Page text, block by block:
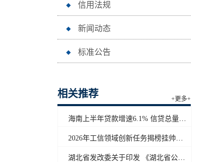
信用法规
新闻动态
标准公告
相关推荐 +更多+
海南上半年贷款增速6.1% 信贷总量保持合理平稳增长
2026年工信领域创新任务揭榜挂帅工作启动
湖北省发改委关于印发 《湖北省公共信用信息目录（2026年版）》的通知